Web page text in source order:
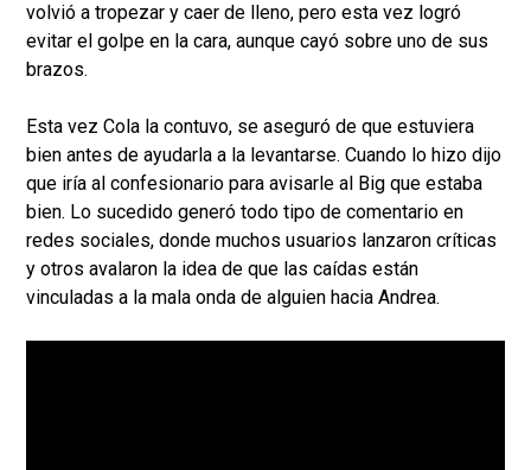
volvió a tropezar y caer de lleno, pero esta vez logró
evitar el golpe en la cara, aunque cayó sobre uno de sus
brazos.
Esta vez Cola la contuvo, se aseguró de que estuviera
bien antes de ayudarla a la levantarse. Cuando lo hizo dijo
que iría al confesionario para avisarle al Big que estaba
bien. Lo sucedido generó todo tipo de comentario en
redes sociales, donde muchos usuarios lanzaron críticas
y otros avalaron la idea de que las caídas están
vinculadas a la mala onda de alguien hacia Andrea.